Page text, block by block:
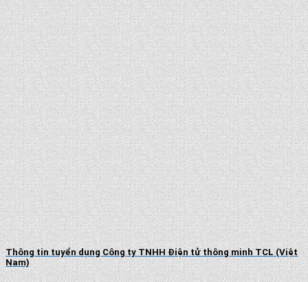
Thông tin tuyển dụng Công ty TNHH Điện tử thông minh TCL (Việt
Nam)